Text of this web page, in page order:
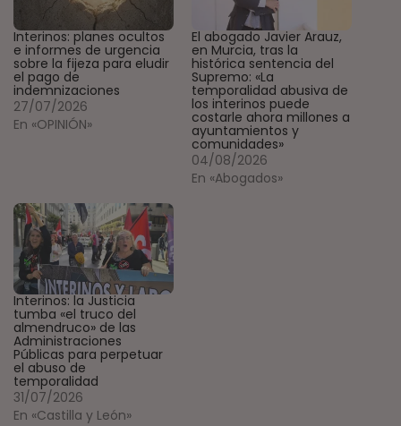
Interinos: planes ocultos
e informes de urgencia
sobre la fijeza para eludir
el pago de
indemnizaciones
27/07/2026
En «OPINIÓN»
El abogado Javier Arauz,
en Murcia, tras la
histórica sentencia del
Supremo: «La
temporalidad abusiva de
los interinos puede
costarle ahora millones a
ayuntamientos y
comunidades»
04/08/2026
En «Abogados»
Interinos: la Justicia
tumba «el truco del
almendruco» de las
Administraciones
Públicas para perpetuar
el abuso de
temporalidad
31/07/2026
En «Castilla y León»